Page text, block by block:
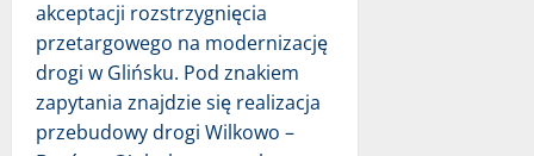
akceptacji rozstrzygnięcia
przetargowego na modernizację
drogi w Glińsku. Pod znakiem
zapytania znajdzie się realizacja
przebudowy drogi Wilkowo –